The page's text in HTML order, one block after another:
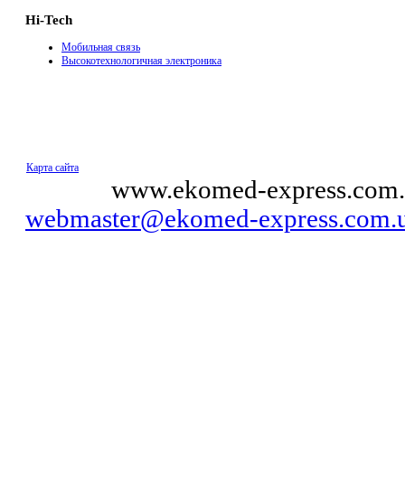
Hi-Tech
Мобильная связь
Высокотехнологичная электроника
Карта сайта
www.ekomed-
webmaster@ekomed-